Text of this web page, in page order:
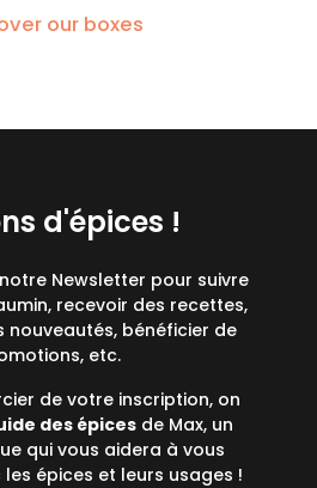
our boxes
d'épices !
Newsletter pour suivre
recevoir des recettes,
nouveautés, bénéficier de
etc.
de votre inscription, on
des épices de Max, un
qui vous aidera à vous
épices et leurs usages !